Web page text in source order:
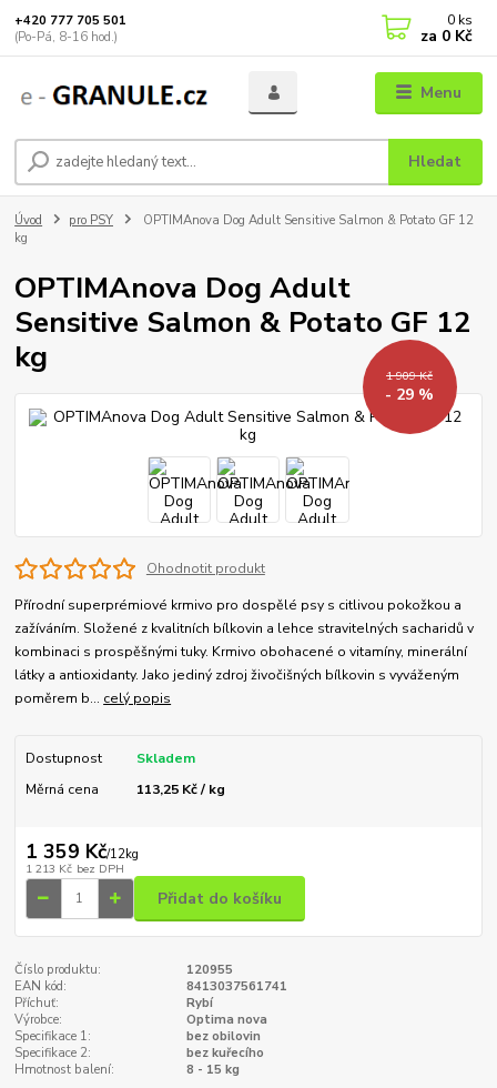
Menu
Hledat
+420 777 705 501
(Po-Pá, 8-16 hod.)
0 ks
za 0 Kč
Úvod pro PSY
OPTIMAnova Dog Adult Sensitive Salmon & Potato GF 12
kg
OPTIMAnova Dog Adult
Sensitive Salmon & Potato GF 12
kg
1 909 Kč
- 29 %
Ohodnotit produkt
Přírodní superprémiové krmivo pro dospělé psy s citlivou pokožkou a
zažíváním. Složené z kvalitních bílkovin a lehce stravitelných sacharidů v
kombinaci s prospěšnými tuky. Krmivo obohacené o vitamíny, minerální
látky a antioxidanty. Jako jediný zdroj živočišných bílkovin s vyváženým
poměrem b... celý popis
Dostupnost
Skladem
Měrná cena
113,25 Kč / kg
1 359 Kč/12kg
1 213 Kč bez DPH
Přidat do košíku
Číslo produktu:
120955
EAN kód:
8413037561741
Příchuť:
Rybí
Výrobce:
Optima nova
Specifikace 1:
bez obilovin
Specifikace 2:
bez kuřecího
Hmotnost balení:
8 - 15 kg